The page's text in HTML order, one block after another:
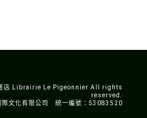
店 Librairie Le Pigeonnier All rights
reserved.
際文化有限公司 統一編號：53083520